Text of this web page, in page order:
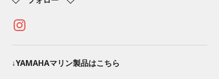
Instagram
↓YAMAHAマリン製品はこちら